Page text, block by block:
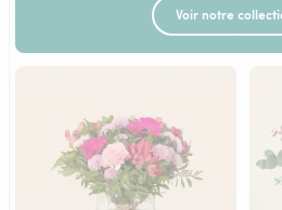
Voir notre